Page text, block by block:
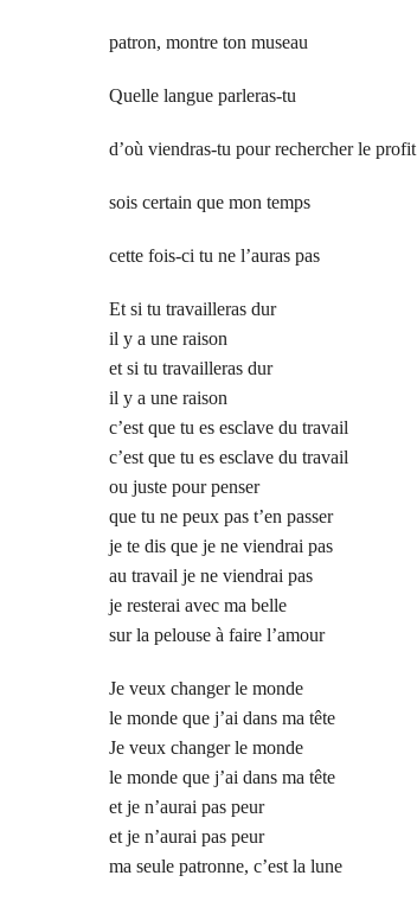
patron, montre ton museau
Quelle langue parleras-tu
d’où viendras-tu pourrechercher le profit
sois certain que mon temps
cette fois-ci tu ne l’auras pas
Et si tu travailleras dur
il y a une raison
et si tu travailleras dur
il y a une raison
c’est que tu es esclave du travail
c’est que tu es esclave du travail
ou juste pour penser
que tu ne peux pas t’en passer
je te dis que je ne viendrai pas
au travail je ne viendrai pas
je resterai avec ma belle
sur la pelouse à faire l’amour
Je veux changer le monde
le monde que j’ai dans ma tête
Je veux changer le monde
le monde que j’ai dans ma tête
et je n’aurai pas peur
et je n’aurai pas peur
ma seule patronne, c’est la lune